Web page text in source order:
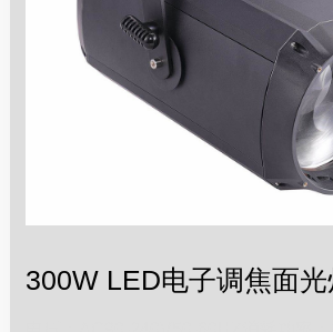
300W LED电子调焦面